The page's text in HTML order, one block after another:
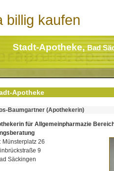
billig kaufen
Stadt-Apotheke,Bad
Apotheke
Baumgartner (Apothekerin)
für Allgemeinpharmazie
Münsterplatz 26
9
Säckingen